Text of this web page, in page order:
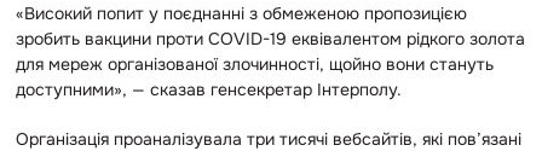
«Високий попит у поєднанні з обмеженою пропозицією
зробить вакцини проти COVID-19 еквівалентом рідкого золота
для мереж організованої злочинності, щойно вони стануть
доступними», — сказав генсекретар Інтерполу.
Організація проаналізувала три тисячі вебсайтів, які пов’язані